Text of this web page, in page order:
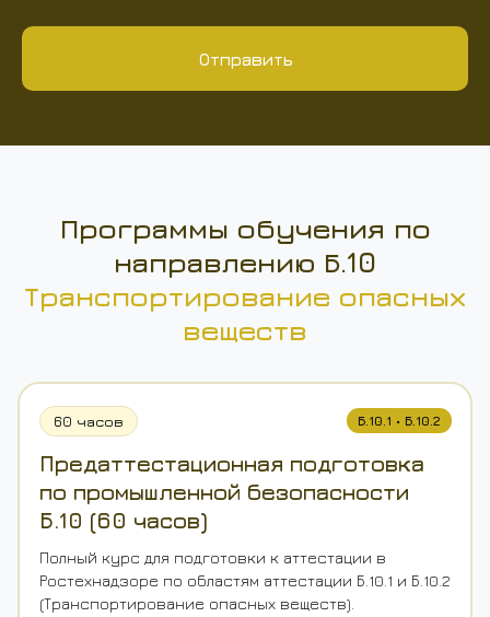
Отправить
Программы обучения по
направлению Б.10
Транспортирование опасных
веществ
60 часов Б.10.1 • Б.10.2
Предаттестационная подготовка
по промышленной безопасности
Б.10 (60 часов)
Полный курс для подготовки к аттестации в
Ростехнадзоре по областям аттестации Б.10.1 и Б.10.2
(Транспортирование опасных веществ).